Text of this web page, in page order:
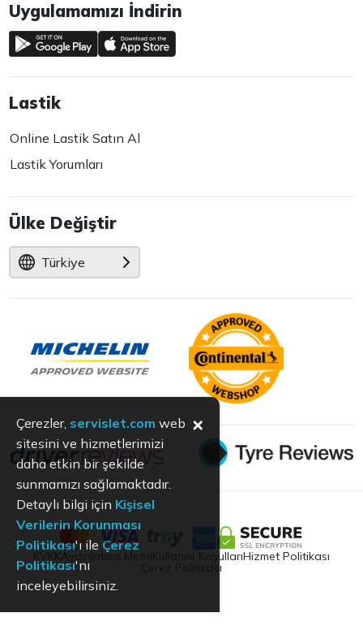
Uygulamamızı İndirin
Lastik
Online Lastik Satın Al
Lastik Yorumları
Ülke Değiştir
Türkiye
Aydınlatma Metni Kullanım KoşullarıHizmet Politikası
Çerez Politikası
Çerezler, servislet.com web
sitesini ve hizmetlerimizi
daha etkin bir şekilde
sunmamızı sağlamaktadır.
Detaylı bilgi için Kişisel
Verilerin Korunması
Politikası'ı ile Çerez
Politikası'nı
inceleyebilirsiniz.
×